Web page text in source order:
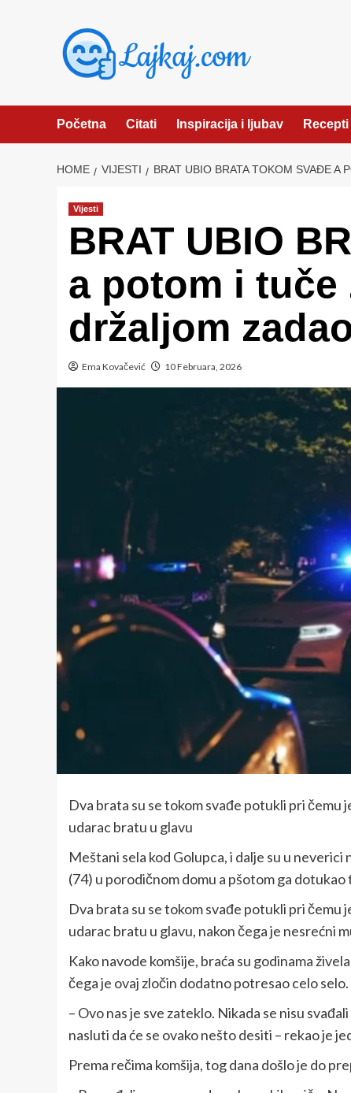
Početna Citati Inspiracija i ljubav Recepti
HOME VIJESTI BRAT UBIO BRATA TOKOM SVAĐE A
Vijesti
BRAT UBIO
a potom i
držaljom
Ema Kovačević 10 Februara, 2026
Dva brata su se tokom svađe potukli pri čemu
udarac bratu u glavu
Meštani sela kod Golupca, i dalje su u
(74) u porodičnom domu a pšotom ga
Dva brata su se tokom svađe potukli pri čemu
udarac bratu u glavu, nakon čega je nesrećni
Kako navode komšije, braća su godinama
čega je ovaj zločin dodatno potresao celo selo.
– Ovo nas je sve zateklo. Nikada se nisu
nasluti da će se ovako nešto desiti – rekao je
Prema rečima komšija, tog dana došlo je do